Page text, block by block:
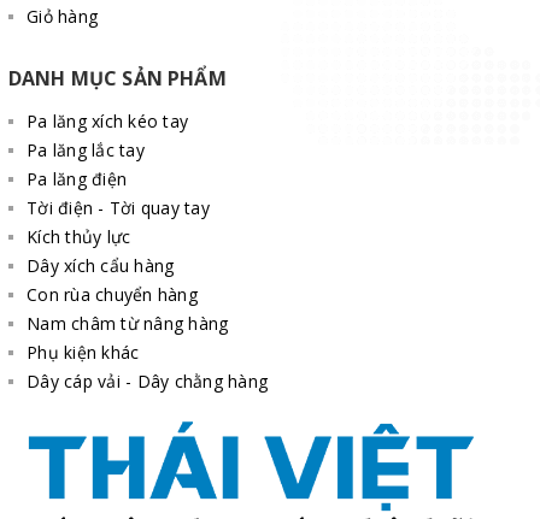
Giỏ hàng
DANH MỤC SẢN PHẨM
Pa lăng xích kéo tay
Pa lăng lắc tay
Pa lăng điện
Tời điện - Tời quay tay
Kích thủy lực
Dây xích cẩu hàng
Con rùa chuyển hàng
Nam châm từ nâng hàng
Phụ kiện khác
Dây cáp vải - Dây chằng hàng